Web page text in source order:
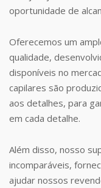
oportunidade de
Oferecemos um
qualidade,
disponíveis no
capilares são
aos detalhes, para
em cada detalhe.
Além disso, nosso
incomparáveis,
ajudar nossos